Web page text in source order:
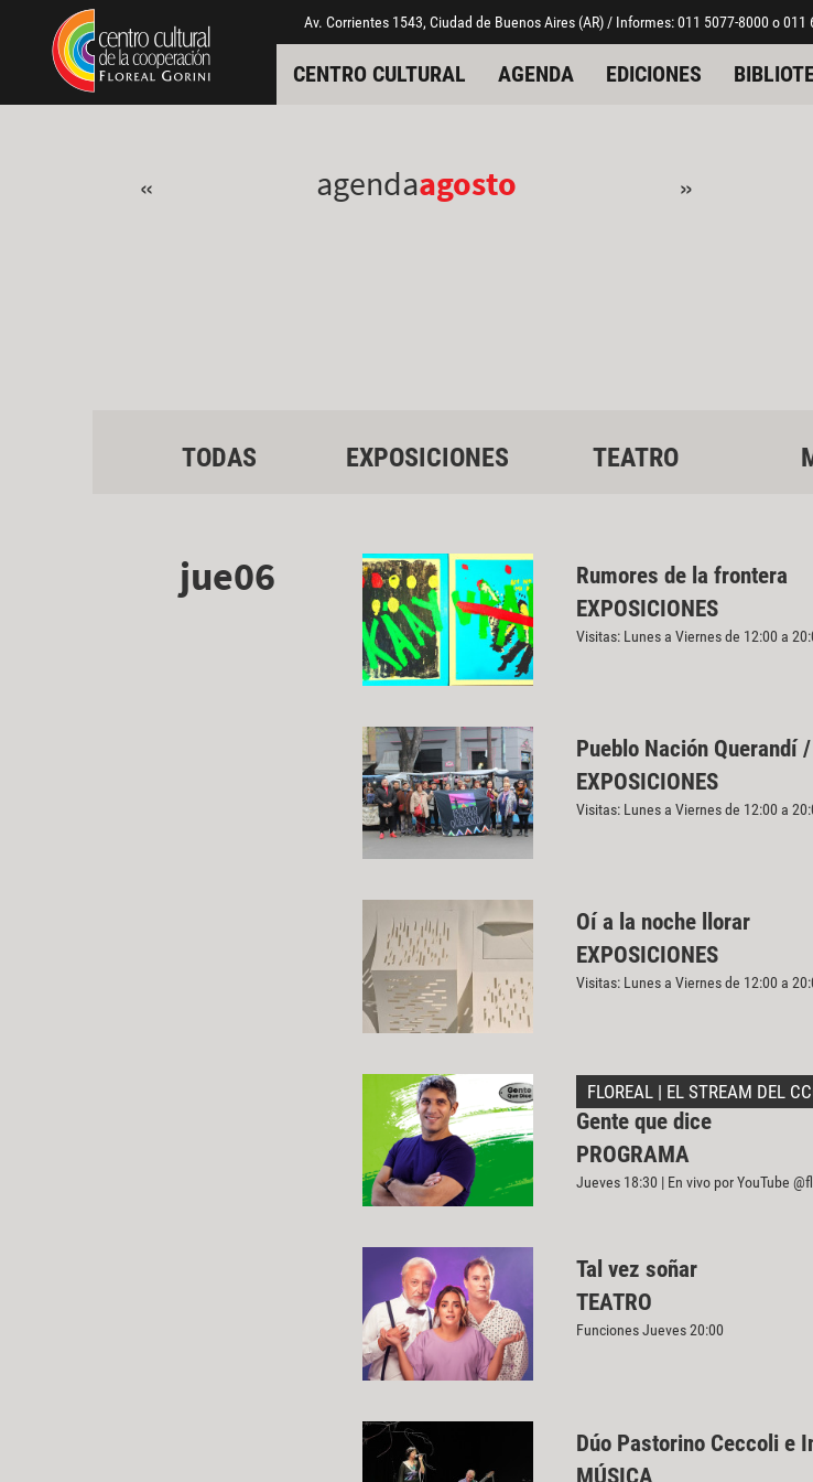
Pasar al contenido principal
Jump to main content Av. Corrientes 1543, Ciudad de Buenos Aires (AR) / Informes: 011 5077-8000 o
CENTRO CULTURAL AGENDA EDICIONES
« agendaagosto »
TODAS EXPOSICIONES TEATRO
jue06
Rumores de la frontera
EXPOSICIONES
Visitas: Lunes a Viernes de 12:00 a
Pueblo Nación Querandí
EXPOSICIONES
Visitas: Lunes a Viernes de 12:00 a
Oí a la noche llorar
EXPOSICIONES
Visitas: Lunes a Viernes de 12:00 a
FLOREAL | EL STREAM DEL
Gente que dice
PROGRAMA
Jueves 18:30 | En vivo por YouTube
Tal vez soñar
TEATRO
Funciones Jueves 20:00
Dúo Pastorino Ceccoli e
MÚSICA